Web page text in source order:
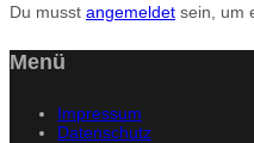
Du musst angemeldet sein, um
Menü
Impressum
Datenschutz